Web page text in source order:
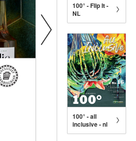
100° - Flip It -
NL
100° - all
inclusive - nl